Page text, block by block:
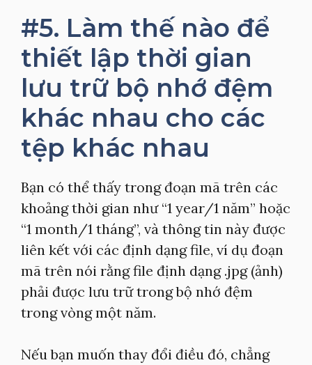
#5. Làm thế nào để
thiết lập thời gian
lưu trữ bộ nhớ đệm
khác nhau cho các
tệp khác nhau
Bạn có thể thấy trong đoạn mã trên các
khoảng thời gian như “1 year/1 năm” hoặc
“1 month/1 tháng”, và thông tin này được
liên kết với các định dạng file, ví dụ đoạn
mã trên nói rằng file định dạng .jpg (ảnh)
phải được lưu trữ trong bộ nhớ đệm
trong vòng một năm.
Nếu bạn muốn thay đổi điều đó, chẳng